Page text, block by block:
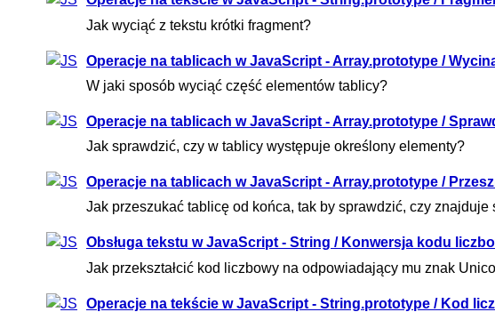
Jak wyciąć z tekstu krótki fragment?
Operacje na tablicach w JavaScript - Array.prototype /
W jaki sposób wyciąć część elementów tablicy?
Operacje na tablicach w JavaScript - Array.prototype /
Jak sprawdzić, czy w tablicy występuje określony elementy?
Operacje na tablicach w JavaScript - Array.prototype /
Jak przeszukać tablicę od końca, tak by sprawdzić, czy
Obsługa tekstu w JavaScript - String / Konwersja kodu
Jak przekształcić kod liczbowy na odpowiadający mu znak
Operacje na tekście w JavaScript - String.prototype / Kod